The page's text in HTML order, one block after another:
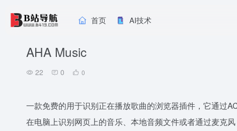
首页 AI技术
AHA Music
22 0 0
一款免费的用于识别正在播放歌曲的浏览器插件，它通过
在电脑上识别网页上的音乐、本地音频文件或者通过麦克风